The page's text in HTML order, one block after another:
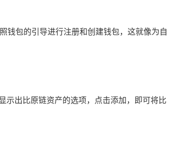
钱包的引导进行注册和创建钱包，这就像为自
示出比原链资产的选项，点击添加，即可将比